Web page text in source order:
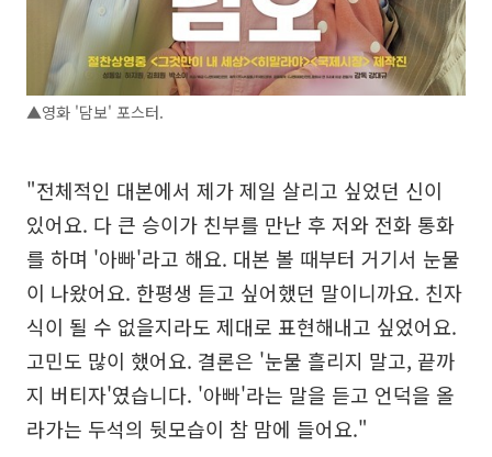
▲영화 '담보' 포스터.
"전체적인 대본에서 제가 제일 살리고 싶었던 신이
있어요. 다 큰 승이가 친부를 만난 후 저와 전화 통화
를 하며 '아빠'라고 해요. 대본 볼 때부터 거기서 눈물
이 나왔어요. 한평생 듣고 싶어했던 말이니까요. 친자
식이 될 수 없을지라도 제대로 표현해내고 싶었어요.
고민도 많이 했어요. 결론은 '눈물 흘리지 말고, 끝까
지 버티자'였습니다. '아빠'라는 말을 듣고 언덕을 올
라가는 두석의 뒷모습이 참 맘에 들어요."